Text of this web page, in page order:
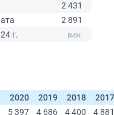
2 431
2 891
г.
2020 2019 2018
2017